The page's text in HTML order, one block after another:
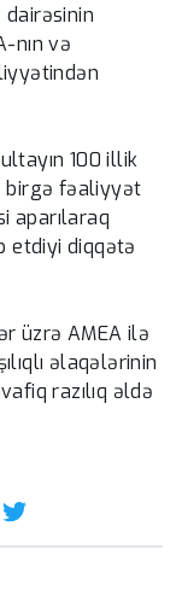
dairəsinin
nın və
100 illik
birgə fəaliyyət
aparılaraq
etdiyi diqqətə
üzrə AMEA ilə
əlaqələrinin
razılıq əldə